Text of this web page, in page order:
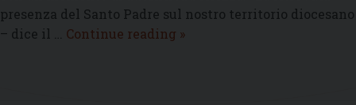
presenza del Santo Padre sul nostro territorio diocesano
– dice il … Continue reading Sabato
»